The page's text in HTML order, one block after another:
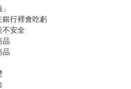
行裡會吃虧
安全
品
品